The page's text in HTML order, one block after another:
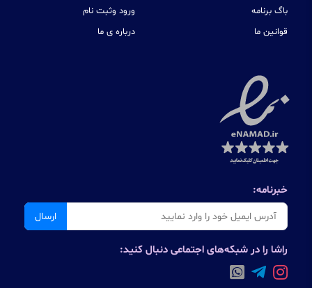
باگ برنامه
قوانین ما
ورود وثبت نام
درباره ی ما
خبرنامه:
ارسال
راشا را در شبکه‌های اجتماعی دنبال کنید: